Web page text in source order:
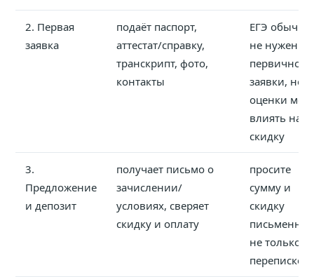
2. Первая
заявка
подаёт паспорт,
аттестат/справку,
транскрипт, фото,
контакты
ЕГЭ обычно
не нужен
первичной
заявки, но
оценки
влиять на
скидку
3.
Предложение
и депозит
получает письмо о
зачислении/
условиях, сверяет
скидку и оплату
просите
сумму и
скидку
письменно,
не только в
переписке